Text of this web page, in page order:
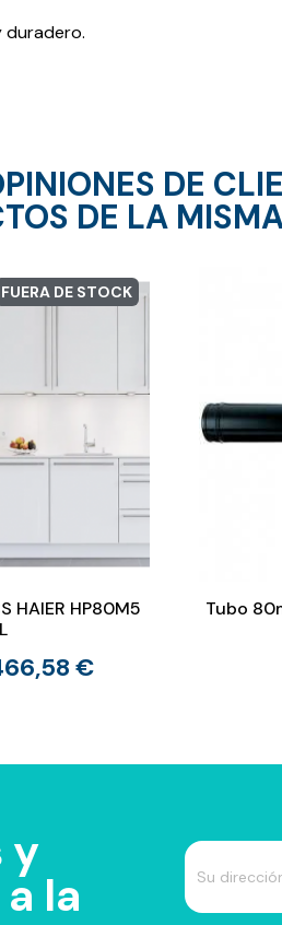
duradero.
DE
DE LA
FUERA DE STOCK
HAIER HP80M5
€
Tubo
y
la